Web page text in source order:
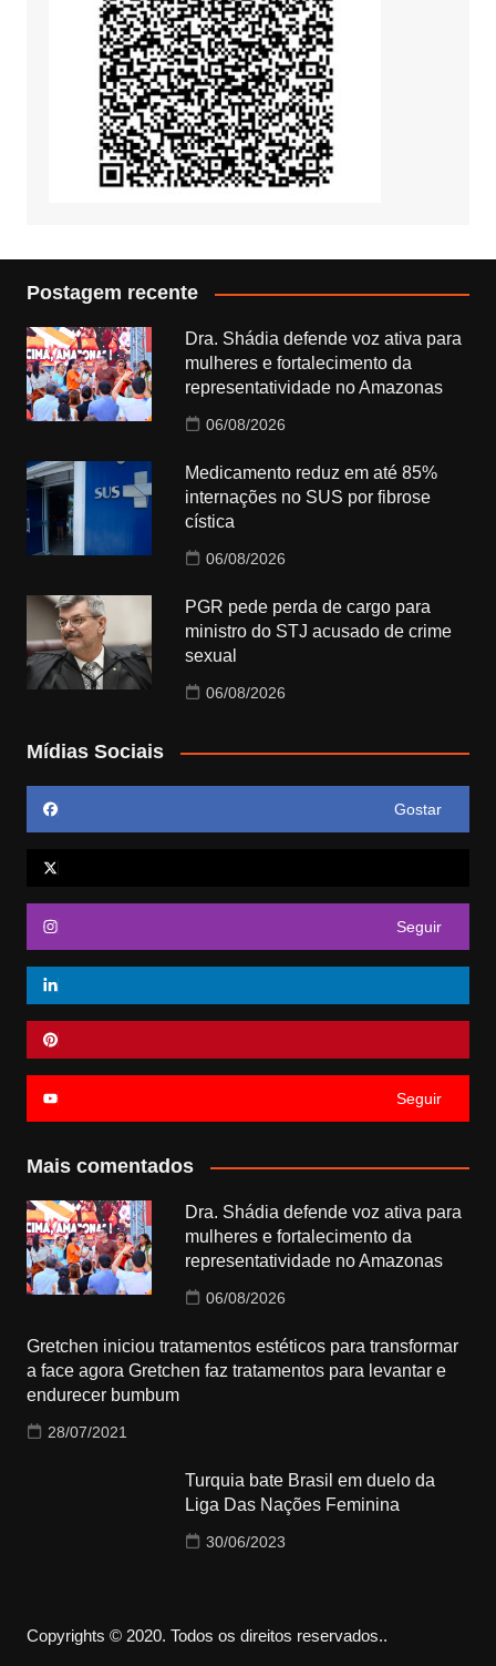
Postagem recente
Dra. Shádia defende voz ativa para
mulheres e fortalecimento da
representatividade no Amazonas
06/08/2026
Medicamento reduz em até 85%
internações no SUS por fibrose
cística
06/08/2026
PGR pede perda de cargo para
ministro do STJ acusado de crime
sexual
06/08/2026
Mídias Sociais
Gostar
Seguir
Seguir
Mais comentados
Dra. Shádia defende voz ativa para
mulheres e fortalecimento da
representatividade no Amazonas
06/08/2026
Gretchen iniciou tratamentos estéticos para transformar
a face agora Gretchen faz tratamentos para levantar e
endurecer bumbum
28/07/2021
Turquia bate Brasil em duelo da
Liga Das Nações Feminina
30/06/2023
Copyrights © 2020. Todos os direitos reservados..